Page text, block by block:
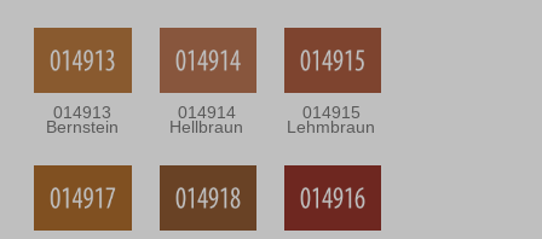
014913
Bernstein
014914
Hellbraun
014915
Lehmbraun